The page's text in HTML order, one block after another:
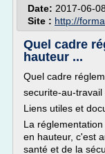
Date: 2017-06-
Site : http://
Quel cadre
hauteur ...
Quel cadre
securite-au-
Liens utiles et
La
en hauteur, c'est
santé et de la